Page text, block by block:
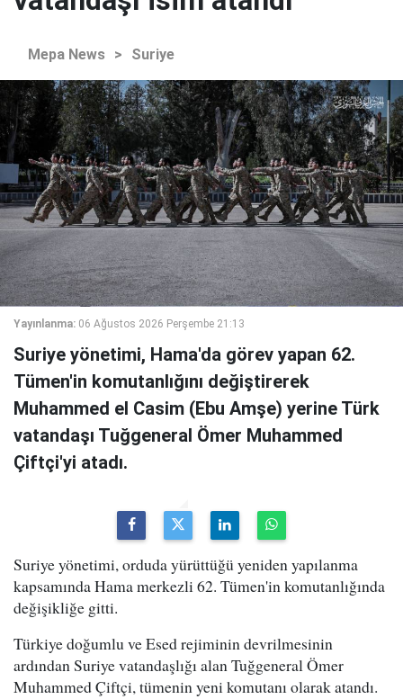
Mepa News > Suriye
Yayınlanma: 06 Ağustos 2026 Perşembe 21:13
Suriye yönetimi, Hama'da görev yapan 62.
Tümen'in komutanlığını değiştirerek
Muhammed el Casim (Ebu Amşe) yerine Türk
vatandaşı Tuğgeneral Ömer Muhammed
Çiftçi'yi atadı.
Suriye yönetimi, orduda yürüttüğü yeniden yapılanma
kapsamında Hama merkezli 62. Tümen'in komutanlığında
değişikliğe gitti.
Türkiye doğumlu ve Esed rejiminin devrilmesinin
ardından Suriye vatandaşlığı alan Tuğgeneral Ömer
Muhammed Çiftçi, tümenin yeni komutanı olarak atandı.